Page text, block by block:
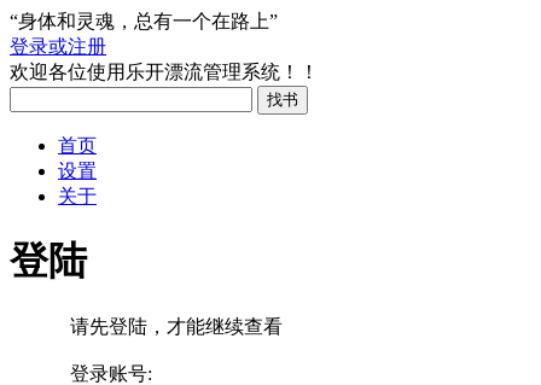
“身体和灵魂，总有一个在路上”
登录或注册
欢迎各位使用乐开漂流管理系统！！
首页
设置
关于
登陆
请先登陆，才能继续查看
登录账号: